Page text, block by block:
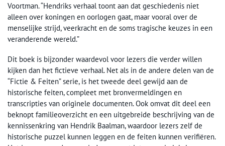
Voortman. “Hendriks verhaal toont aan dat geschiedenis niet
alleen over koningen en oorlogen gaat, maar vooral over de
menselijke strijd, veerkracht en de soms tragische keuzes in een
veranderende wereld.”
Dit boek is bijzonder waardevol voor lezers die verder willen
kijken dan het fictieve verhaal. Net als in de andere delen van de
“Fictie & Feiten” serie, is het tweede deel gewijd aan de
historische feiten, compleet met bronvermeldingen en
transcripties van originele documenten. Ook omvat dit deel een
beknopt familieoverzicht en een uitgebreide beschrijving van de
kennissenkring van Hendrik Baalman, waardoor lezers zelf de
historische puzzel kunnen leggen en de feiten kunnen verifiëren.